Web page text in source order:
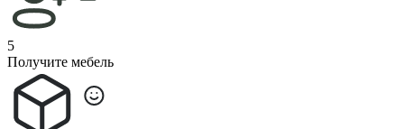
5
Получите мебель